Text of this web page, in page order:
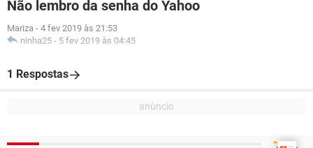
Não lembro da senha do Yahoo
Mariza - 4 fev 2019 às 21:53
ninha25 - 5 fev 2019 às 04:45
1 Respostas